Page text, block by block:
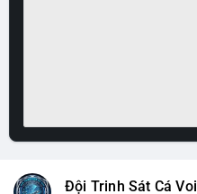
Đội Trinh Sát Cá Voi